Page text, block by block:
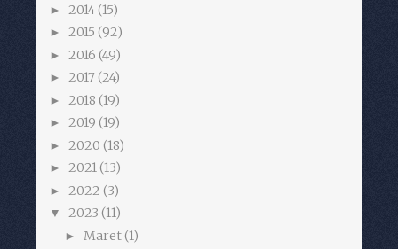
► 2014(15)
► 2015 (92)
► 2016 (49)
► 2017 (24)
► 2018 (19)
► 2019 (19)
► 2020 (18)
► 2021(13)
► 2022 (3)
▼ 2023 (11)
► Maret(1)